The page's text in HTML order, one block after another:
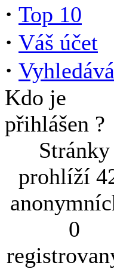
· Top 10
· Váš účet
·
Kdo je
přihlášen ?
Stránky
prohlíží
0